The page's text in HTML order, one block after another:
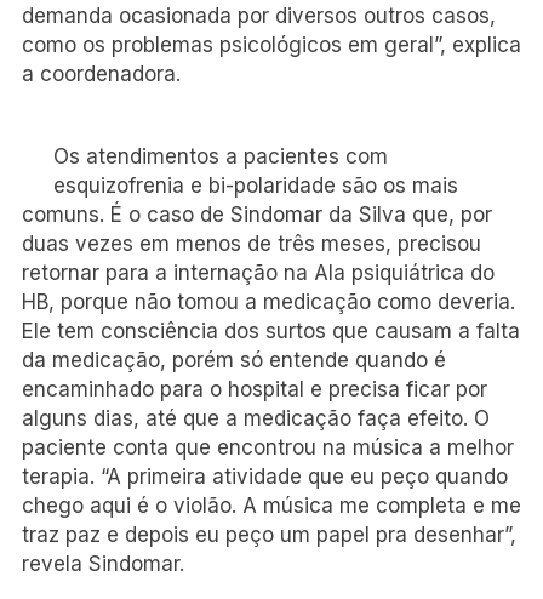
demanda ocasionada por diversos outros casos,
como os problemas psicológicos em geral”, explica
a coordenadora.
Os atendimentos a pacientes com
esquizofrenia e bi-polaridade são os mais
comuns. É o caso de Sindomar da Silva que, por
duas vezes em menos de três meses, precisou
retornar para a internação na Ala psiquiátrica do
HB, porque não tomou a medicação como deveria.
Ele tem consciência dos surtos que causam a falta
da medicação, porém só entende quando é
encaminhado para o hospital e precisa ficar por
alguns dias, até que a medicação faça efeito. O
paciente conta que encontrou na música a melhor
terapia. “A primeira atividade que eu peço quando
chego aqui é o violão. A música me completa e me
traz paz e depois eu peço um papel pra desenhar”,
revela Sindomar.